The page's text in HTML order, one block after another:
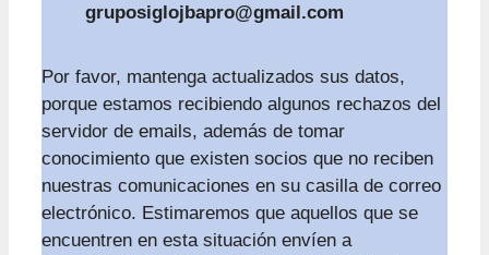
gruposiglojbapro@gmail.com
Por favor, mantenga actualizados sus datos,
porque estamos recibiendo algunos rechazos del
servidor de emails, además de tomar
conocimiento que existen socios que no reciben
nuestras comunicaciones en su casilla de correo
electrónico. Estimaremos que aquellos que se
encuentren en esta situación envíen a